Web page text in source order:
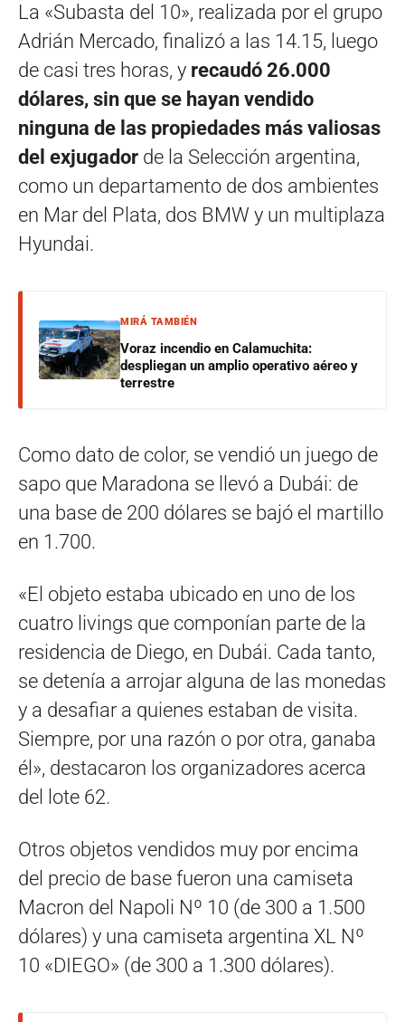
La «Subasta del 10», realizada por el grupo
Adrián Mercado, finalizó a las 14.15, luego
de casi tres horas, y recaudó 26.000
dólares, sin que se hayan vendido
ninguna de las propiedades más valiosas
del exjugador de la Selección argentina,
como un departamento de dos ambientes
en Mar del Plata, dos BMW y un multiplaza
Hyundai.
MIRÁ TAMBIÉN
Voraz incendio en Calamuchita:
despliegan un amplio operativo aéreo y
terrestre
Como dato de color, se vendió un juego de
sapo que Maradona se llevó a Dubái: de
una base de 200 dólares se bajó el martillo
en 1.700.
«El objeto estaba ubicado en uno de los
cuatro livings que componían parte de la
residencia de Diego, en Dubái. Cada tanto,
se detenía a arrojar alguna de las monedas
y a desafiar a quienes estaban de visita.
Siempre, por una razón o por otra, ganaba
él», destacaron los organizadores acerca
del lote 62.
Otros objetos vendidos muy por encima
del precio de base fueron una camiseta
Macron del Napoli Nº 10 (de 300 a 1.500
dólares) y una camiseta argentina XL Nº
10 «DIEGO» (de 300 a 1.300 dólares).